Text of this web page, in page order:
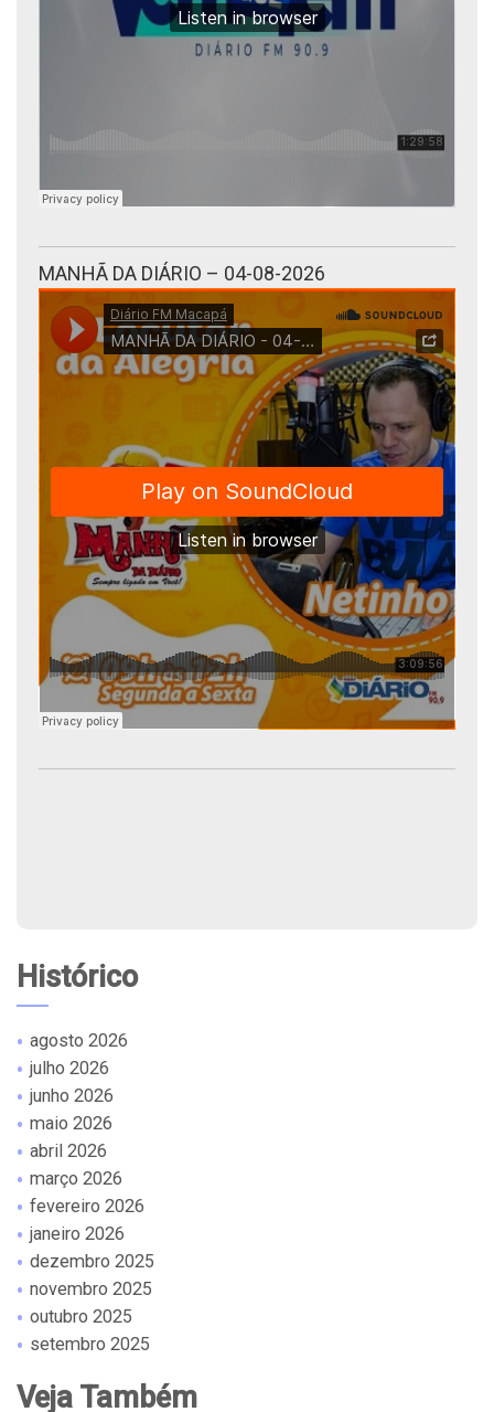
MANHÃ DA DIÁRIO – 04-08-2026
Histórico
agosto 2026
julho 2026
junho 2026
maio 2026
abril 2026
março 2026
fevereiro 2026
janeiro 2026
dezembro 2025
novembro 2025
outubro 2025
setembro 2025
Veja Também